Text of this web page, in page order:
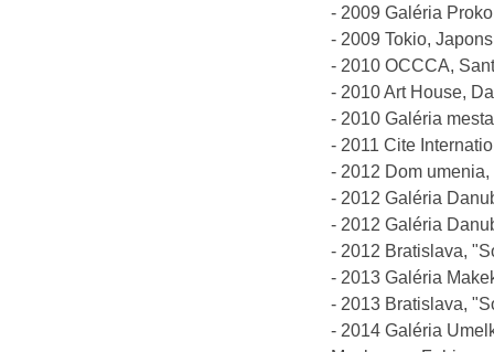
- 2009 Galéria
- 2009 Tokio,
- 2010 OCCCA,
- 2010 Art House,
- 2010 Galéria
- 2011 Cite
- 2012 Dom
- 2012 Galéria
- 2012 Galéria
- 2012 Bratislava,
- 2013 Galéria
- 2013 Bratislava,
- 2014 Galéria